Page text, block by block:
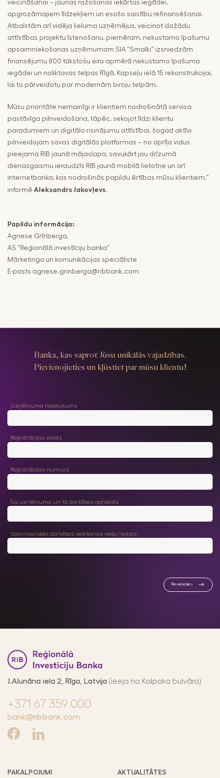
veicināšanai – jaunas ražošanas iekārtas iegādei,
apgrozāmajiem līdzekļiem un esošo saistību refinansēšanai.
Atbalstām arī vidēja lieluma uzņēmējus, veicinot dažādu
attīstības projektu īstenošanu, piemēram, nekustamo īpašumu
apsaimniekošanas uzņēmumam SIA “Smalki” izsniedzām
finansējumu 800 tūkstošu eiro apmērā nekustamo īpašuma
iegādei un noliktavas telpas Rīgā, Kapseļu ielā 15 rekonstrukcijai,
lai to pārveidotu par modernām biroju telpām.
Mūsu prioritāte nemainīgi ir klientiem nodrošinātā servisa
pastāvīga pilnveidošana, tāpēc, sekojot līdzi klientu
paradumiem un digitālo risinājumu attīstībai, šogad aktīvi
pilnveidojam savas digitālās platformas – no aprīļa vidus
pieejama RIB jaunā mājaslapa, savukārt jau drīzumā
dienasgaismu ieraudzīs RIB jaunā mobilā lietotne un arī
internetbanka, kas nodrošinās papildu ērtības mūsu klientiem,”
informē Aleksandrs Jakovļevs.
Papildu informācija:
Agnese Grīnberga,
AS “Reģionālā investīciju banka”
Mārketinga un komunikācijas speciāliste
E-pasts agnese.grinberga@ribbank.com
Banka, kas saprot Jūsu unikālās vajadzības.
Pievienojieties un kļūstiet par mūsu klientu!
Uzņēmuma nosaukums
Reģistrācijas valsts
Reģistrācijas numurs
Īss uzņēmuma un tā darbības apraksts
Saimnieciskās darbības veikšanas vieta (valsts)
Pievienoties
J.Alunāna iela 2, Rīga, Latvija (ieeja no Kalpaka bulvāra)
+371 67 359 000
bank@ribbank.com
PAKALPOJUMI AKTUALITĀTES